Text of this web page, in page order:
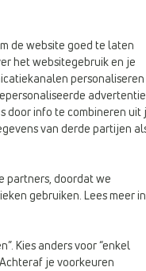
de website goed te laten
het websitegebruik en je
personaliseren
door info te combineren uit
van derde partijen
partners, doordat we
gebruiken. Lees meer in
Kies anders voor “enkel
je voorkeuren